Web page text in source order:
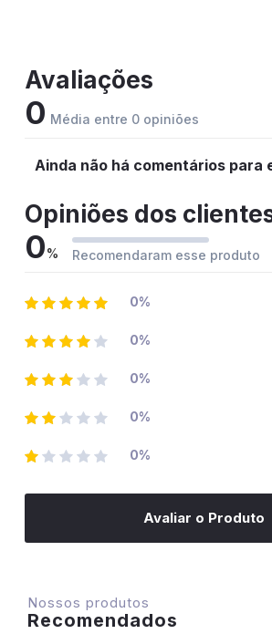
Avaliações
0 Média entre 0 opiniões
Ainda não há comentários para
Opiniões dos
0% Recomendaram esse produto
0%
0%
0%
0%
0%
Avaliar o Produto
Nossos produtos
Recomendados